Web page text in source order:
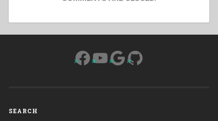
Facebook
YouTube
Google
GitHub
SEARCH